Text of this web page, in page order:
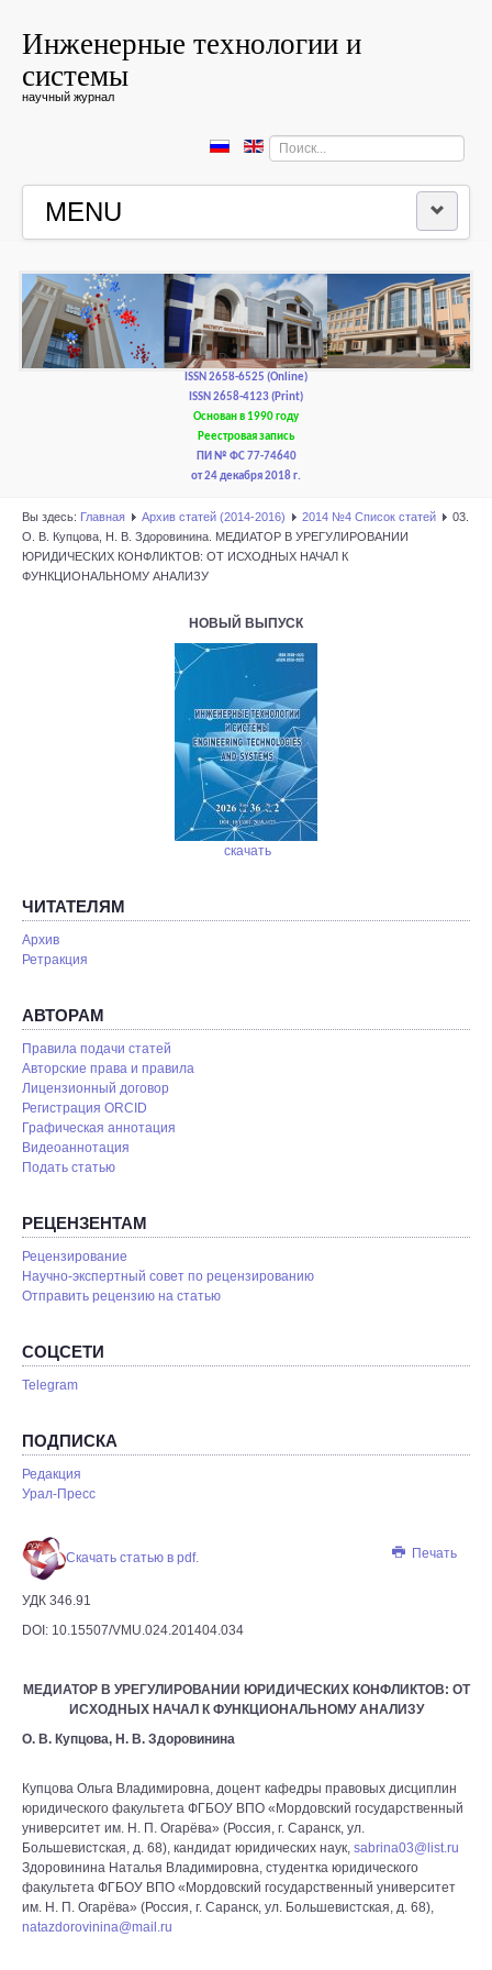
Инженерные технологии и
системы
научный журнал
Искать...
MENU
РЕДКОЛЛЕГИЯ
РЕДАКЦИОННАЯ ПОЛИТИКА И ЭТИКА
ISSN 2658-6525 (Online)
ISSN 2658-4123 (Print)
Основан в 1990 году
Реестровая запись
ПИ № ФС 77-74640
от 24 декабря 2018 г.
Вы здесь: Главная Архив статей (2014-2016) 2014 №4 Список статей
03.
О. В. Купцова, Н. В. Здоровинина. МЕДИАТОР В УРЕГУЛИРОВАНИИ
ЮРИДИЧЕСКИХ КОНФЛИКТОВ: ОТ ИСХОДНЫХ НАЧАЛ К
ФУНКЦИОНАЛЬНОМУ АНАЛИЗУ
НОВЫЙ ВЫПУСК
скачать
ЧИТАТЕЛЯМ
Архив
Ретракция
АВТОРАМ
Правила подачи статей
Авторские права и правила
Лицензионный договор
Регистрация ORCID
Графическая аннотация
Видеоаннотация
Подать статью
РЕЦЕНЗЕНТАМ
Рецензирование
Научно-экспертный совет по рецензированию
Отправить рецензию на статью
СОЦСЕТИ
Telegram
ПОДПИСКА
Редакция
Урал-Пресс
Печать
Скачать статью в pdf.
УДК 346.91
DOI: 10.15507/VMU.024.201404.034
МЕДИАТОР В УРЕГУЛИРОВАНИИ ЮРИДИЧЕСКИХ КОНФЛИКТОВ: ОТ
ИСХОДНЫХ НАЧАЛ К ФУНКЦИОНАЛЬНОМУ АНАЛИЗУ
О. В. Купцова, Н. В. Здоровинина
Купцова Ольга Владимировна, доцент кафедры правовых дисциплин
юридического факультета ФГБОУ ВПО «Мордовский государственный
университет им. Н. П. Огарёва» (Россия, г. Саранск, ул.
Большевистская, д. 68), кандидат юридических наук, sabrina03@list.ru
Здоровинина Наталья Владимировна, студентка юридического
факультета ФГБОУ ВПО «Мордовский государственный университет
им. Н. П. Огарёва» (Россия, г. Саранск, ул. Большевистская, д. 68),
natazdorovinina@mail.ru